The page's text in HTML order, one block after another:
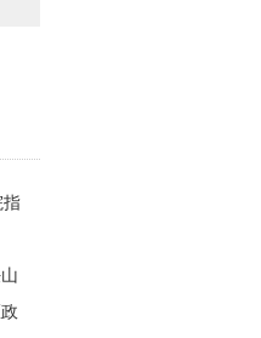
指